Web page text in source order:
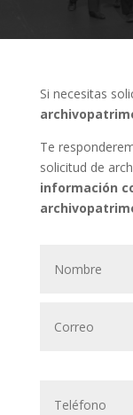
Si necesitas
Te
solicitud de
información